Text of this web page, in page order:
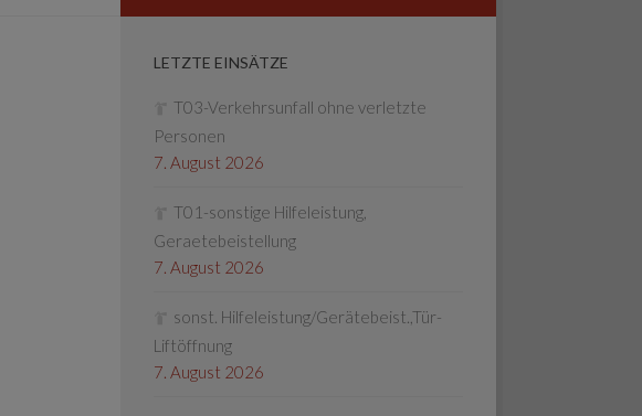
LETZTE EINSÄTZE
T03-Verkehrsunfall ohne verletzte
Personen
7. August 2026
T01-sonstige Hilfeleistung,
Geraetebeistellung
7. August 2026
sonst. Hilfeleistung/Gerätebeist.,Tür-
Liftöffnung
7. August 2026